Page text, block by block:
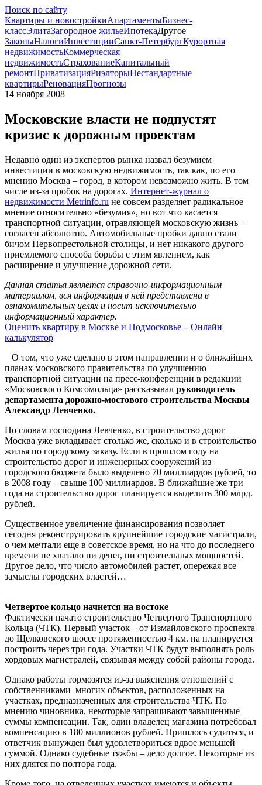
Поиск по сайту
Квартиры и новостройкиАпартаментыБизнес-
классЭлитаЗагородное жильеИпотекаДругое
ЗаконыНалогиИнвестицииСанкт-ПетербургКурортная
недвижимостьКоммерческая
недвижимостьСтрахованиеКапитальный
ремонтПриватизацияРиэлторыНестандартные
квартирыРеновацияПрогнозы
14 ноября 2008
Московские власти не подпустят
кризис к дорожным проектам
Недавно один из экспертов рынка назвал безумием
инвестиции в московскую недвижимость, так как, по его
мнению Москва – город, в котором невозможно жить. В том
числе из-за пробок на дорогах. Интернет-журнал о
недвижимости Metrinfo.ru не совсем разделяет радикальное
мнение относительно «безумия», но вот что касается
транспортной ситуации, отравляющей московскую жизнь –
согласен абсолютно. Автомобильные пробки давно стали
бичом Первопрестольной столицы, и нет никакого другого
приемлемого способа борьбы с этим явлением, как
расширение и улучшение дорожной сети.
Данная статья является справочно-информационным
материалом, вся информация в ней представлена в
ознакомительных целях и носит исключительно
информационный характер.
Оценить квартиру в Москве и Подмосковье – Онлайн
калькулятор
О том, что уже сделано в этом направлении и о ближайших
планах московского правительства по улучшению
транспортной ситуации на пресс-конференции в редакции
«Московского Комсомольца» рассказывал руководитель
департамента дорожно-мостового строительства Москвы
Александр Левченко.
По словам господина Левченко, в строительство дорог
Москва уже вкладывает столько же, сколько и в строительство
жилья по городскому заказу. Если в прошлом году на
строительство дорог и инженерных сооружений из
городского бюджета было выделено 70 миллиардов рублей, то
в 2008 году – свыше 100 миллиардов. В ближайшие же три
года на строительство дорог планируется выделить 300 млрд.
рублей.
Существенное увеличение финансирования позволяет
сегодня реконструировать крупнейшие городские магистрали,
о чем мечтали еще в советское время, но на что до последнего
времени не хватало ни денег, ни строительных мощностей.
Другое дело, что число автомобилей растет, опережая все
замыслы городских властей…
Четвертое кольцо начнется на востоке
Фактически начато строительство Четвертого Транспортного
Кольца (ЧТК). Первый участок – от Измайловского проспекта
до Щелковского шоссе протяженностью 4 км. на планируется
построить через три года. Участки ЧТК будут выполнять роль
хордовых магистралей, связывая между собой районы города.
Однако работы тормозятся из-за выяснения отношений с
собственниками многих объектов, расположенных на
участках, предназначенных для строительства ЧТК. По
мнению чиновника, некоторые запрашивают завышенные
суммы компенсации. Так, один владелец магазина потребовал
компенсацию в 180 миллионов рублей. Пришлось судиться, и
ответчик вынужден был удовлетвориться вдвое меньшей
суммой. Однако судебные тяжбы – дело долгое. Некоторые из
них длятся по полтора года.